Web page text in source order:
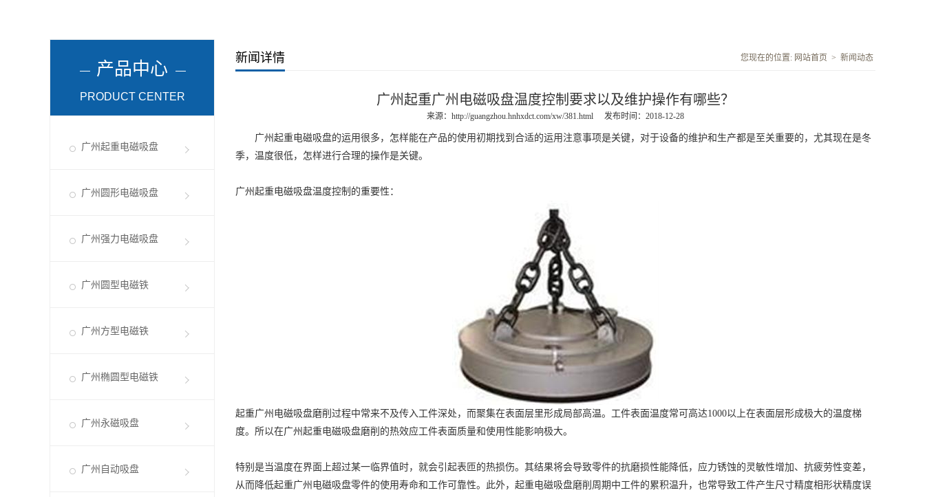
产品中心
PRODUCT CENTER
广州起重电磁吸盘
广州圆形电磁吸盘
广州强力电磁吸盘
广州圆型电磁铁
广州方型电磁铁
广州椭圆型电磁铁
广州永磁吸盘
广州自动吸盘
新闻详情 您现在的位置: 网站首页 > 新闻动态
广州起重广州电磁吸盘温度控制要求以及维护操作有哪些？
来源： http://guangzhou.hnhxdct.com/xw/381.html 发布时间：2018-12-28
广州起重电磁吸盘的运用很多，怎样能在产品的使用初期找到合适的运用注意事项是关键，对于设备的维护和生产都是至关重要的，尤其现在是冬
季，温度很低，怎样进行合理的操作是关键。
广州起重电磁吸盘温度控制的重要性：
起重广州电磁吸盘磨削过程中常来不及传入工件深处，而聚集在表面层里形成局部高温。工件表面温度常可高达1000以上在表面层形成极大的温度梯
度。所以在广州起重电磁吸盘磨削的热效应工件表面质量和使用性能影响极大。
特别是当温度在界面上超过某一临界值时，就会引起表匝的热损伤。其结果将会导致零件的抗磨损性能降低，应力锈蚀的灵敏性增加、抗疲劳性变差，
从而降低起重广州电磁吸盘零件的使用寿命和工作可靠性。此外，起重电磁吸盘磨削周期中工件的累积温升，也常导致工件产生尺寸精度相形状精度误